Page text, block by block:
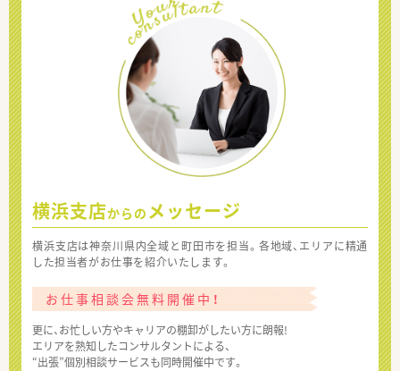
横浜支店からの メッセージ
横浜支店は神奈川県内全域と町田市を担当。各地域、エリアに精通
した担当者がお仕事を紹介いたします。
お仕事相談会無料開催中！
更に、お忙しい方やキャリアの棚卸がしたい方に朗報!
エリアを熟知したコンサルタントによる、
“出張”個別相談サービスも同時開催中です。